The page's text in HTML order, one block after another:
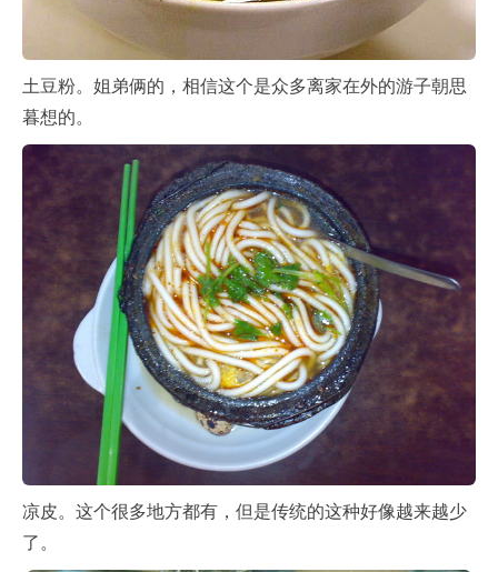
土豆粉。姐弟俩的，相信这个是众多离家在外的游子朝思
暮想的。
凉皮。这个很多地方都有，但是传统的这种好像越来越少
了。